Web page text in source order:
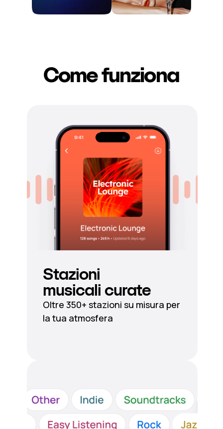
Stazioni
musicali curate
Oltre 350+ stazioni su misura per
la tua atmosfera
Come funziona